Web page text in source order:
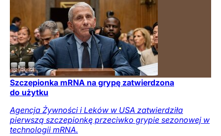
Szczepionka mRNA na grypę zatwierdzona
do użytku
Agencja Żywności i Leków w USA zatwierdziła
pierwszą szczepionkę przeciwko grypie sezonowej w
technologii mRNA.